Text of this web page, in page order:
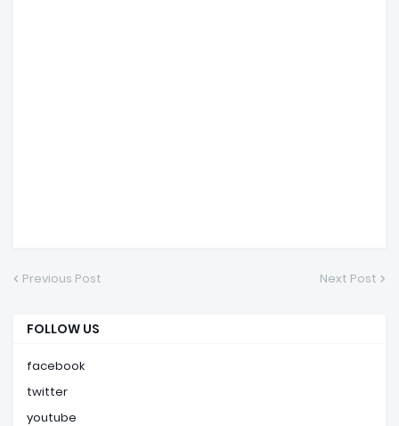
Previous Post Next Post
FOLLOW US
facebook
twitter
youtube